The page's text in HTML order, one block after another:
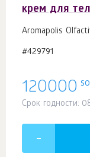
крем для
Aromapolis
#429791
120000
Срок годности: